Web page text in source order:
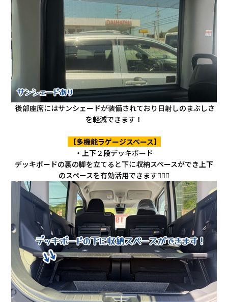
後部座席にはサンシェードが装備されており日射しのまぶしさ
を軽減できます！
【多機能ラゲージスペース】
・上下２段デッキボード
デッキボードの裏の脚を立てると下に収納スペースができ上下
のスペースを有効活用できます🙆🏻‍♀️